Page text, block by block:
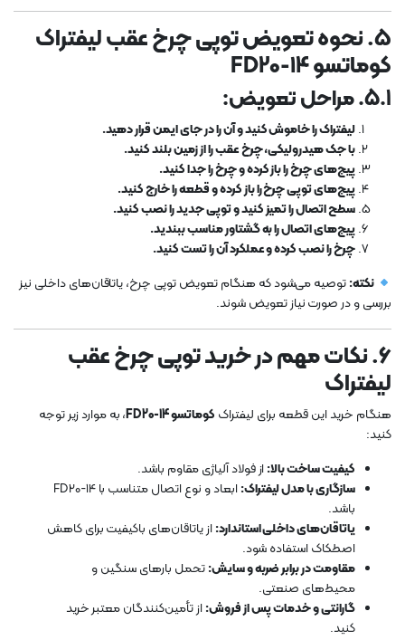
5. نحوه تعویض توپی چرخ عقب لیفتراک
کوماتسو FD20-14
5.1. مراحل تعویض:
لیفتراک را خاموش کنید و آن را در جای ایمن قرار دهید.
با جک هیدرولیکی، چرخ عقب را از زمین بلند کنید.
پیچ‌های چرخ را باز کرده و چرخ را جدا کنید.
پیچ‌های توپی چرخ را باز کرده و قطعه را خارج کنید.
سطح اتصال را تمیز کنید و توپی جدید را نصب کنید.
پیچ‌های اتصال را به گشتاور مناسب ببندید.
چرخ را نصب کرده و عملکرد آن را تست کنید.
نکته:توصیه می‌شود که هنگام تعویض توپی چرخ، یاتاقان‌های داخلی نیز
بررسی و در صورت نیاز تعویض شوند.
6. نکات مهم در خرید توپی چرخ عقب
لیفتراک
هنگام خرید این قطعه برای لیفتراک کوماتسو FD20-14
، به موارد زیر توجه
کنید:
کیفیت ساخت بالا:از فولاد آلیاژی مقاوم باشد.
سازگاری با مدل لیفتراک:
ابعاد و نوع اتصال متناسب با FD20-14
باشد.
یاتاقان‌های داخلی استاندارد:از یاتاقان‌های باکیفیت برای کاهش
اصطکاک استفاده شود.
مقاومت در برابر ضربه و سایش:تحمل بارهای سنگین و
محیط‌های صنعتی.
گارانتی و خدمات پس از فروش:از تأمین‌کنندگان معتبر خرید
کنید.